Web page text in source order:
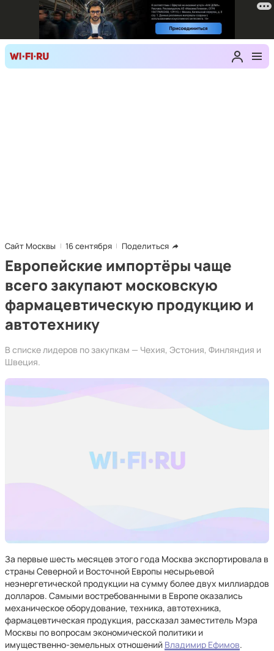
Сайт Москвы 16 сентября Поделиться
Европейские импортёры чаще
всего закупают московскую
фармацевтическую продукцию и
автотехнику
В списке лидеров по закупкам — Чехия, Эстония, Финляндия и
Швеция.
За первые шесть месяцев этого года Москва экспортировала в
страны Северной и Восточной Европы несырьевой
неэнергетической продукции на сумму более двух миллиардов
долларов. Самыми востребованными в Европе оказались
механическое оборудование, техника, автотехника,
фармацевтическая продукция, рассказал заместитель Мэра
Москвы по вопросам экономической политики и
имущественно-земельных отношений Владимир Ефимов.